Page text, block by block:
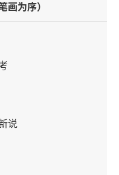
画为序）
说